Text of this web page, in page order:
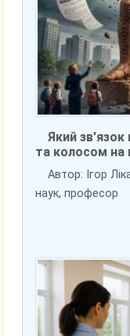
Який зв'язок
та колосом на
Автор: Ігор
наук, професор